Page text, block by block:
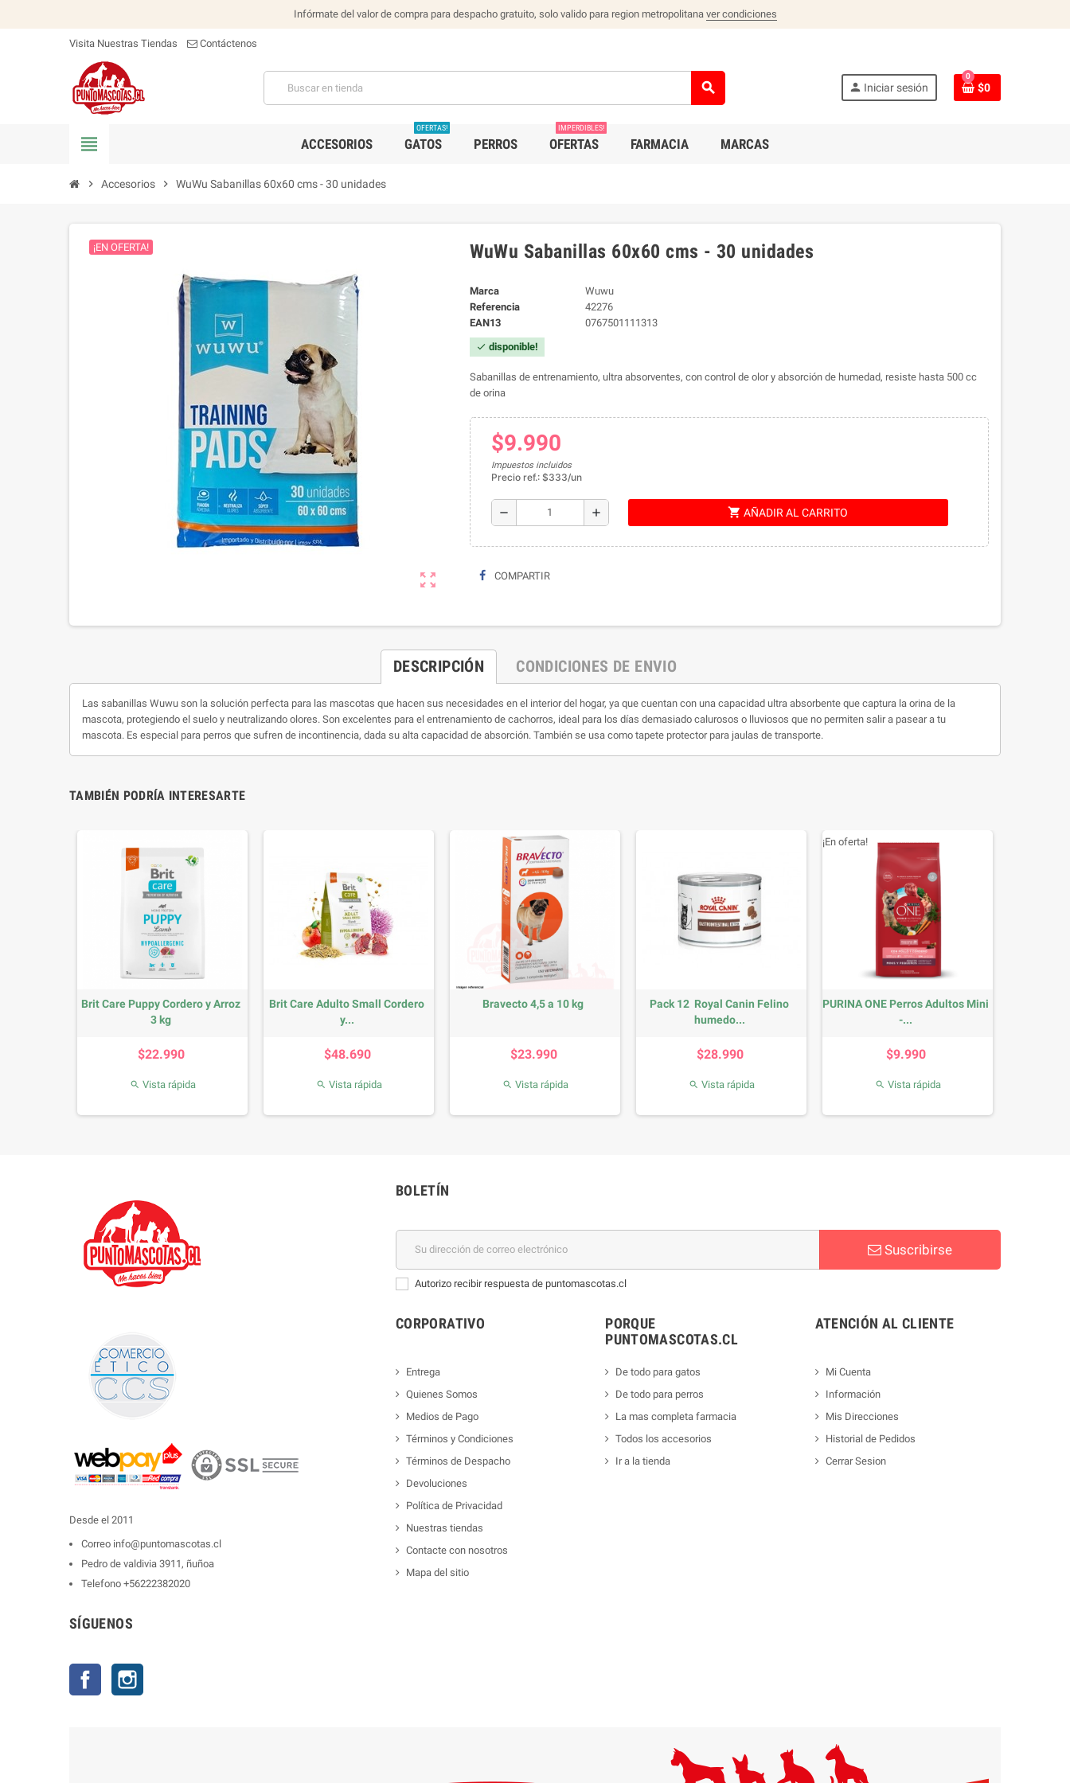
Infórmate del valor de compra para despacho gratuito, solo valido para region metropolitana ver condiciones
Visita Nuestras Tiendas Contáctenos
search person Iniciar sesión
0
$0
view_headline ACCESORIOS GATOS
OFERTAS!
PERROS OFERTAS
IMPERDIBLES!
FARMACIA MARCAS
chevron_right Accesorios chevron_right WuWu Sabanillas 60x60 cms - 30 unidades
zoom_out_map
¡EN OFERTA! WuWu Sabanillas 60x60 cms - 30 unidades
Marca
Wuwu
Referencia
42276
EAN13
0767501111313
check disponible!
Sabanillas de entrenamiento, ultra absorventes, con control de olor y absorción de humedad, resiste hasta 500 cc
de orina
$9.990
Impuestos incluidos
Precio ref.: $333/un
remove add shopping_cart AÑADIR AL CARRITO
COMPARTIR
DESCRIPCIÓN CONDICIONES DE ENVIO
Las sabanillas Wuwu son la solución perfecta para las mascotas que hacen sus necesidades en el interior del hogar, ya que cuentan con una capacidad ultra absorbente que captura la orina de la
mascota, protegiendo el suelo y neutralizando olores. Son excelentes para el entrenamiento de cachorros, ideal para los días demasiado calurosos o lluviosos que no permiten salir a pasear a tu
mascota. Es especial para perros que sufren de incontinencia, dada su alta capacidad de absorción. También se usa como tapete protector para jaulas de transporte.
TAMBIÉN PODRÍA INTERESARTE
Brit Care Puppy Cordero y Arroz
3 kg
$22.990
 Vista rápida
Brit Care Adulto Small Cordero
y...
$48.690
 Vista rápida
Bravecto 4,5 a 10 kg
$23.990
 Vista rápida
Pack 12 Royal Canin Felino
humedo...
$28.990
 Vista rápida
PURINA ONE Perros Adultos Mini
-...
$9.990
¡En oferta!
 Vista rápida
Desde el 2011
Correo info@puntomascotas.cl
Pedro de valdivia 3911, ñuñoa
Telefono +56222382020
SÍGUENOS
Facebook
BOLETÍN
Suscribirse
Autorizo recibir respuesta de puntomascotas.cl
CORPORATIVO
Entrega
Quienes Somos
Medios de Pago
Términos y Condiciones
Términos de Despacho
Devoluciones
Política de Privacidad
Nuestras tiendas
Contacte con nosotros
Mapa del sitio
PORQUE
PUNTOMASCOTAS.CL
De todo para gatos
De todo para perros
La mas completa farmacia
Todos los accesorios
Ir a la tienda
ATENCIÓN AL CLIENTE
Mi Cuenta
Información
Mis Direcciones
Historial de Pedidos
Cerrar Sesion